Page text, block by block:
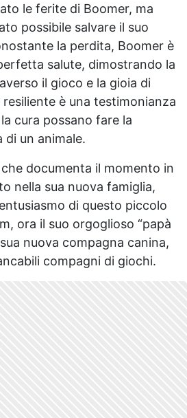
le ferite di Boomer, ma
possibile salvare il suo
la perdita, Boomer è
salute, dimostrando la
il gioco e la gioia di
è una testimonianza
cura possano fare la
di un animale.
documenta il momento in
nella sua nuova famiglia,
di questo piccolo
ora il suo orgoglioso “papà
nuova compagna canina,
compagni di giochi.